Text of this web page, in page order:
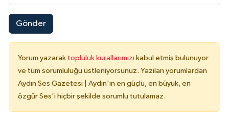
Gönder
Yorum yazarak topluluk kurallarımızı kabul etmiş bulunuyor
ve tüm sorumluluğu üstleniyorsunuz. Yazılan yorumlardan
Aydın Ses Gazetesi | Aydın'ın en güçlü, en büyük, en
özgür Ses'i hiçbir şekilde sorumlu tutulamaz.